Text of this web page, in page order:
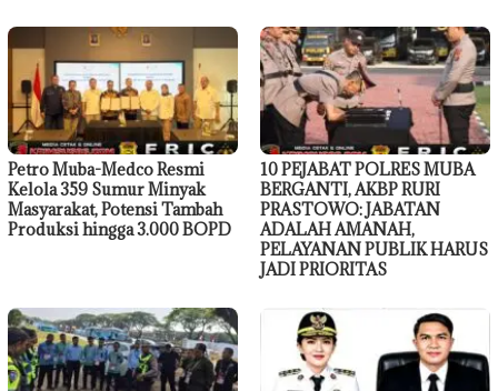
Petro Muba-Medco Resmi
Kelola 359 Sumur Minyak
Masyarakat, Potensi Tambah
Produksi hingga 3.000 BOPD
10 PEJABAT POLRES MUBA
BERGANTI, AKBP RURI
PRASTOWO: JABATAN
ADALAH AMANAH,
PELAYANAN PUBLIK HARUS
JADI PRIORITAS